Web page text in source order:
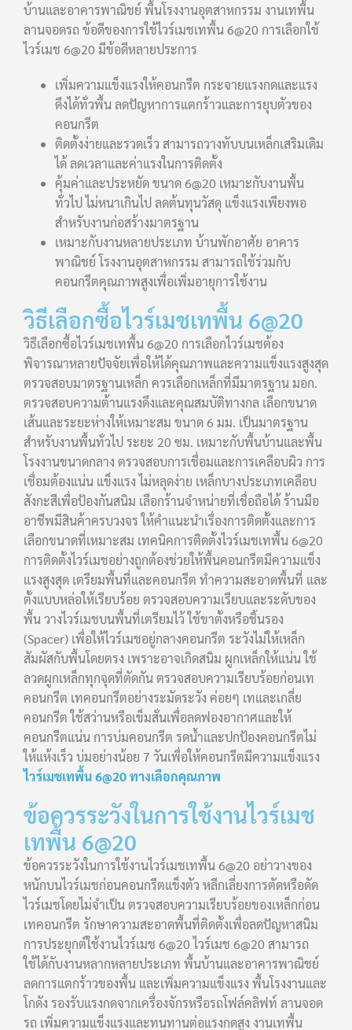
บ้านและอาคารพาณิชย์ พื้นโรงงานอุตสาหกรรม งานเทพื้น
ลานจอดรถ ข้อดีของการใช้ไวร์เมชเทพื้น 6@20 การเลือกใช้
ไวร์เมช 6@20 มีข้อดีหลายประการ
เพิ่มความแข็งแรงให้คอนกรีต กระจายแรงกดและแรง
ดึงได้ทั่วพื้น ลดปัญหาการแตกร้าวและการยุบตัวของ
คอนกรีต
ติดตั้งง่ายและรวดเร็ว สามารถวางทับบนเหล็กเสริมเดิม
ได้ ลดเวลาและค่าแรงในการติดตั้ง
คุ้มค่าและประหยัด ขนาด 6@20 เหมาะกับงานพื้น
ทั่วไป ไม่หนาเกินไป ลดต้นทุนวัสดุ แข็งแรงเพียงพอ
สำหรับงานก่อสร้างมาตรฐาน
เหมาะกับงานหลายประเภท บ้านพักอาศัย อาคาร
พาณิชย์ โรงงานอุตสาหกรรม สามารถใช้ร่วมกับ
คอนกรีตคุณภาพสูงเพื่อเพิ่มอายุการใช้งาน
วิธีเลือกซื้อไวร์เมชเทพื้น 6@20
วิธีเลือกซื้อไวร์เมชเทพื้น 6@20 การเลือกไวร์เมชต้อง
พิจารณาหลายปัจจัยเพื่อให้ได้คุณภาพและความแข็งแรงสูงสุด
ตรวจสอบมาตรฐานเหล็ก ควรเลือกเหล็กที่มีมาตรฐาน มอก.
ตรวจสอบความต้านแรงดึงและคุณสมบัติทางกล เลือกขนาด
เส้นและระยะห่างให้เหมาะสม ขนาด 6 มม. เป็นมาตรฐาน
สำหรับงานพื้นทั่วไป ระยะ 20 ซม. เหมาะกับพื้นบ้านและพื้น
โรงงานขนาดกลาง ตรวจสอบการเชื่อมและการเคลือบผิว การ
เชื่อมต้องแน่น แข็งแรง ไม่หลุดง่าย เหล็กบางประเภทเคลือบ
สังกะสีเพื่อป้องกันสนิม เลือกร้านจำหน่ายที่เชื่อถือได้ ร้านมือ
อาชีพมีสินค้าครบวงจร ให้คำแนะนำเรื่องการติดตั้งและการ
เลือกขนาดที่เหมาะสม เทคนิคการติดตั้งไวร์เมชเทพื้น 6@20
การติดตั้งไวร์เมชอย่างถูกต้องช่วยให้พื้นคอนกรีตมีความแข็ง
แรงสูงสุด เตรียมพื้นที่และคอนกรีต ทำความสะอาดพื้นที่ และ
ตั้งแบบหล่อให้เรียบร้อย ตรวจสอบความเรียบและระดับของ
พื้น วางไวร์เมชบนพื้นที่เตรียมไว้ ใช้ขาตั้งหรือชิ้นรอง
(Spacer) เพื่อให้ไวร์เมชอยู่กลางคอนกรีต ระวังไม่ให้เหล็ก
สัมผัสกับพื้นโดยตรง เพราะอาจเกิดสนิม ผูกเหล็กให้แน่น ใช้
ลวดผูกเหล็กทุกจุดที่ตัดกัน ตรวจสอบความเรียบร้อยก่อนเท
คอนกรีต เทคอนกรีตอย่างระมัดระวัง ค่อยๆ เทและเกลี่ย
คอนกรีต ใช้สว่านหรือเข็มสั่นเพื่อลดฟองอากาศและให้
คอนกรีตแน่น การบ่มคอนกรีต รดน้ำและปกป้องคอนกรีตไม่
ให้แห้งเร็ว บ่มอย่างน้อย 7 วันเพื่อให้คอนกรีตมีความแข็งแรง
ไวร์เมชเทพื้น 6@20 ทางเลือกคุณภาพ
ข้อควรระวังในการใช้งานไวร์เมช
เทพื้น 6@20
ข้อควรระวังในการใช้งานไวร์เมชเทพื้น 6@20 อย่าวางของ
หนักบนไวร์เมชก่อนคอนกรีตแข็งตัว หลีกเลี่ยงการตัดหรือดัด
ไวร์เมชโดยไม่จำเป็น ตรวจสอบความเรียบร้อยของเหล็กก่อน
เทคอนกรีต รักษาความสะอาดพื้นที่ติดตั้งเพื่อลดปัญหาสนิม
การประยุกต์ใช้งานไวร์เมช 6@20 ไวร์เมช 6@20 สามารถ
ใช้ได้กับงานหลากหลายประเภท พื้นบ้านและอาคารพาณิชย์
ลดการแตกร้าวของพื้น และเพิ่มความแข็งแรง พื้นโรงงานและ
โกดัง รองรับแรงกดจากเครื่องจักรหรือรถโฟล์คลิฟท์ ลานจอด
รถ เพิ่มความแข็งแรงและทนทานต่อแรงกดสูง งานเทพื้น